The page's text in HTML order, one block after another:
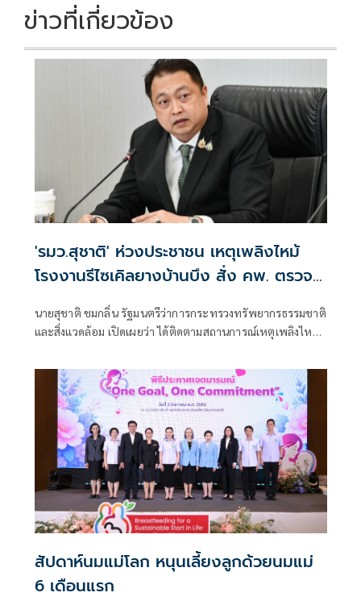
ข่าวที่เกี่ยวข้อง
'รมว.สุชาติ' ห่วงประชาชน เหตุเพลิงไหม้
โรงงานรีไซเคิลยางบ้านบึง สั่ง คพ. ตรวจ
คุณภาพอากาศเข้ม-แจ้งเตือนประชาชนใกล้
ชิด
นายสุชาติ ชมกลิ่น รัฐมนตรีว่าการกระทรวงทรัพยากรธรรมชาติ
และสิ่งแวดล้อม เปิดเผยว่า ได้ติดตามสถานการณ์เหตุเพลิงไหม้
จำกัด ตำบลคลองกิ่ว อำเภอบ้านบึง จังหวัดชลบุรี อย่างใกล้ชิด
ด้วยความห่วงใยผลกระทบด้านมลพิษและสุขภาพของ
ประชาชน พร้อมสั่งการให้กรมควบคุมมลพิษ (คพ.) บูรณาการ
หน่วยงานที่เกี่ยวข้อง เร่งสนับสนุนการระงับเหตุ ตรวจสอบ
คุณภาพอากาศและสิ่งแวดล้อม รวมถึงแจ้งเตือนประชาชนอย่าง
ต่อเนื่องจนกว่าสถานการณ์จะคลี่คลาย
สัปดาห์นมแม่โลก หนุนเลี้ยงลูกด้วยนมแม่
6 เดือนแรก